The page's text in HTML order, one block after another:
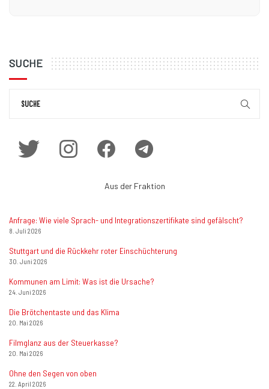
SUCHE
Aus der Fraktion
Anfrage: Wie viele Sprach- und Integrationszertifikate sind gefälscht?
8. Juli 2026
Stuttgart und die Rückkehr roter Einschüchterung
30. Juni 2026
Kommunen am Limit: Was ist die Ursache?
24. Juni 2026
Die Brötchentaste und das Klima
20. Mai 2026
Filmglanz aus der Steuerkasse?
20. Mai 2026
Ohne den Segen von oben
22. April 2026